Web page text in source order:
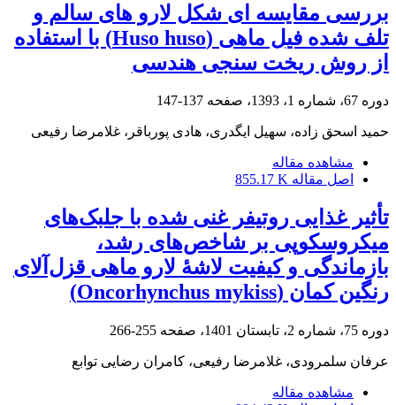
بررسی مقایسه ای شکل لارو های سالم و
تلف شده فیل ماهی (Huso huso) با استفاده
از روش ریخت سنجی هندسی
دوره 67، شماره 1، 1393، صفحه 137-147
حمید اسحق زاده، سهیل ایگدری، هادی پورباقر، غلامرضا رفیعی
مشاهده مقاله
اصل مقاله 855.17 K
تأثیر غذایی روتیفر غنی شده با جلبک‌های
میکروسکوپی بر شاخص‌های رشد،
بازماندگی و کیفیت لاشۀ لارو ماهی قزل‌آلای
رنگین کمان (Oncorhynchus mykiss)
دوره 75، شماره 2، تابستان 1401، صفحه 255-266
عرفان سلمرودی، غلامرضا رفیعی، کامران رضایی توابع
مشاهده مقاله